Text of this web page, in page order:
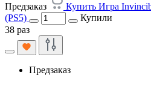
Предзаказ
Купить Игра
(PS5)
Купили
38 раз
Предзаказ